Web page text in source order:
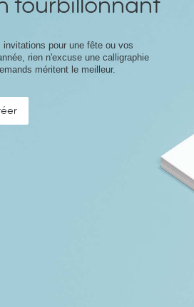
pour une fête ou vos
rien n'excuse une calligraphie
méritent le meilleur.